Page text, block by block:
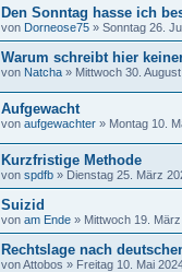
Den Sonntag hasse ich
von Dorneose75 » Sonntag 26.
Warum schreibt hier
von Natcha » Mittwoch 30.
Aufgewacht
von aufgewachter » Montag 10.
Kurzfristige Methode
von spdfb » Dienstag 25. März
Suizid
von am Ende » Mittwoch 19.
Rechtslage nach
vonAttobos » Freitag 10. Mai